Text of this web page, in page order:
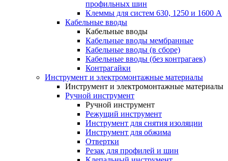
профильных шин
Клеммы для систем 630, 1250 и 1600 А
Кабельные вводы
Кабельные вводы
Кабельные вводы мембранные
Кабельные вводы (в сборе)
Кабельные вводы (без контрагаек)
Контрагайки
Инструмент и электромонтажные материалы
Инструмент и электромонтажные материалы
Ручной инструмент
Ручной инструмент
Режущий инструмент
Инструмент для снятия изоляции
Инструмент для обжима
Отвертки
Резак для профилей и шин